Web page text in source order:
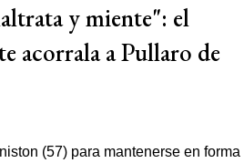
y miente": el
acorrala a Pullaro de